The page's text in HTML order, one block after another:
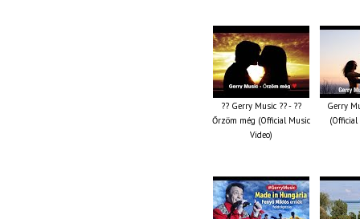
?? Gerry Music ?? - ??
Őrzöm még (Official Music
Video)
Gerry
(Official